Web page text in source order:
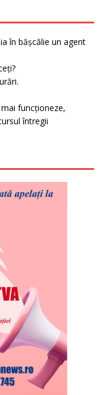
în bășcălie un agent
funcționeze,
întregii